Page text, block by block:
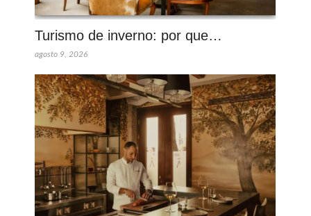
Turismo de inverno: por que…
agosto 9, 2026